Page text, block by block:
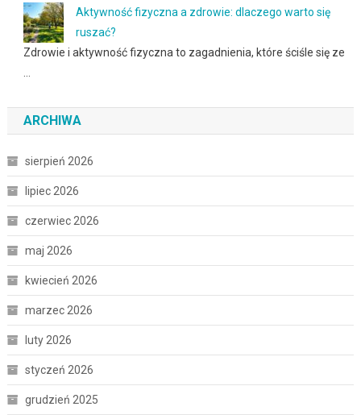
Aktywność fizyczna a zdrowie: dlaczego warto się
ruszać?
Zdrowie i aktywność fizyczna to zagadnienia, które ściśle się ze
ARCHIWA
sierpień 2026
lipiec 2026
czerwiec 2026
maj 2026
kwiecień 2026
marzec 2026
luty 2026
styczeń 2026
grudzień 2025